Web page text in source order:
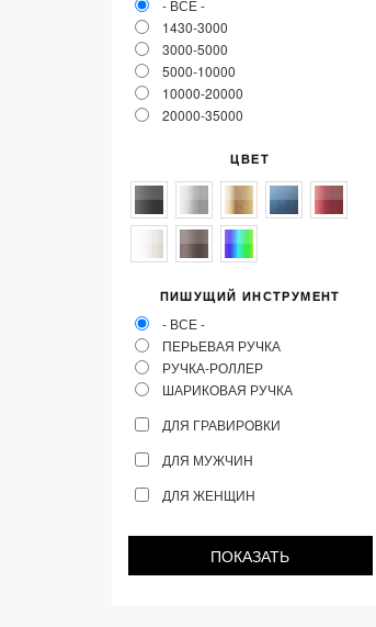
- ВСЕ -
1430-3000
3000-5000
5000-10000
10000-20000
20000-35000
ЦВЕТ
ПИШУЩИЙ ИНСТРУМЕНТ
- ВСЕ -
ПЕРЬЕВАЯ РУЧКА
РУЧКА-РОЛЛЕР
ШАРИКОВАЯ РУЧКА
ДЛЯ ГРАВИРОВКИ
ДЛЯ МУЖЧИН
ДЛЯ ЖЕНЩИН
Vector (от 3'156 р.)